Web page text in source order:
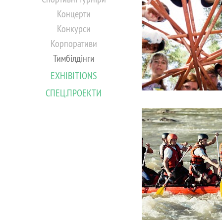
Концерти
Конкурси
Корпоративи
Тимбілдінги
EXHIBITIONS
СПЕЦ.ПРОЕКТИ